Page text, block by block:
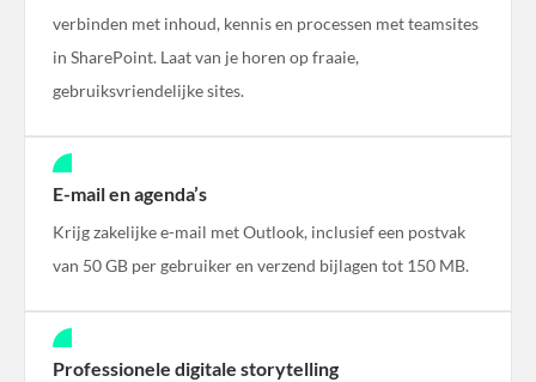
verbinden met inhoud, kennis en processen met teamsites
in SharePoint. Laat van je horen op fraaie,
gebruiksvriendelijke sites.
E-mail en agenda’s
Krijg zakelijke e-mail met Outlook, inclusief een postvak
van 50 GB per gebruiker en verzend bijlagen tot 150 MB.
Professionele digitale storytelling